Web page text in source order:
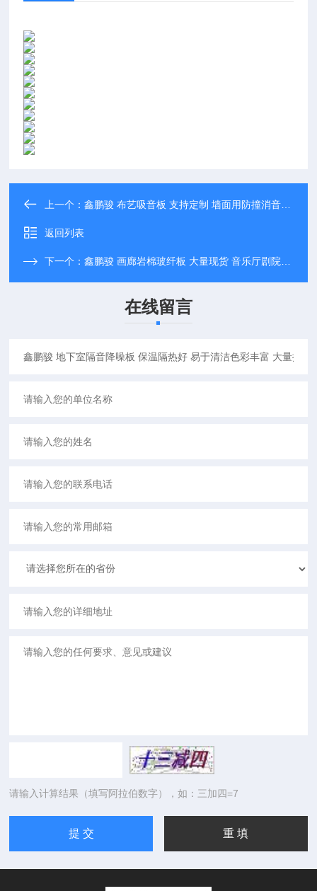
上一个：鑫鹏骏 布艺吸音板 支持定制 墙面用防撞消音材料 可免费拿样
返回列表
下一个：鑫鹏骏 画廊岩棉玻纤板 大量现货 音乐厅剧院等隔音降噪 全国配送
在线留言
请输入计算结果（填写阿拉伯数字），如：三加四=7